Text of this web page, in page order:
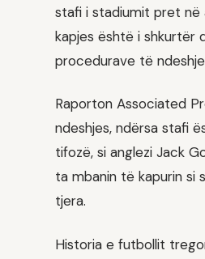
stafi i stadiumit pret në
kapjes është i shkurtër
procedurave të
Raporton Associated
ndeshjes, ndërsa stafi
tifozë, si anglezi Jack
ta mbanin të kapurin si
tjera.
Historia e futbollit